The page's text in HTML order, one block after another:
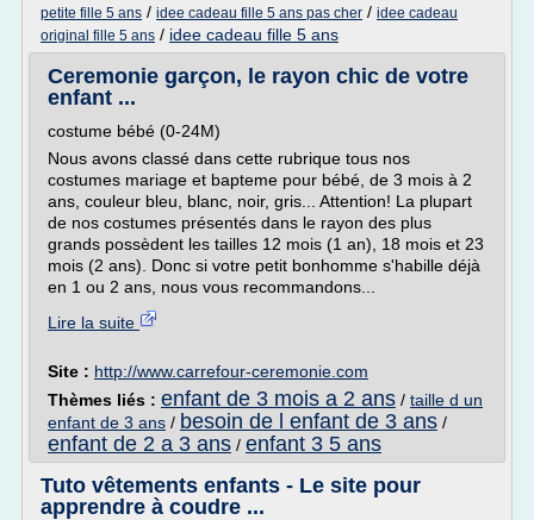
petite fille 5 ans / idee cadeau fille 5 ans pas cher / idee cadeau
original fille 5 ans / idee cadeau fille 5 ans
Ceremonie garçon, le rayon chic de votre
enfant ...
costume bébé (0-24M)
Nous avons classé dans cette rubrique tous nos
costumes mariage et bapteme pour bébé, de 3 mois à 2
ans, couleur bleu, blanc, noir, gris... Attention! La plupart
de nos costumes présentés dans le rayon des plus
grands possèdent les tailles 12 mois (1 an), 18 mois et 23
mois (2 ans). Donc si votre petit bonhomme s'habille déjà
en 1 ou 2 ans, nous vous recommandons...
Lire la suite
Site : http://www.carrefour-ceremonie.com
Thèmes liés : enfant de 3 mois a 2 ans / taille d un
enfant de 3 ans / besoin de l enfant de 3 ans /
enfant de 2 a 3 ans / enfant 3 5 ans
Tuto vêtements enfants - Le site pour
apprendre à coudre ...